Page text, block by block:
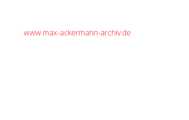
www.max-ackermann-archiv.de